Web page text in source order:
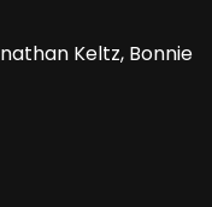
Keltz, Bonnie